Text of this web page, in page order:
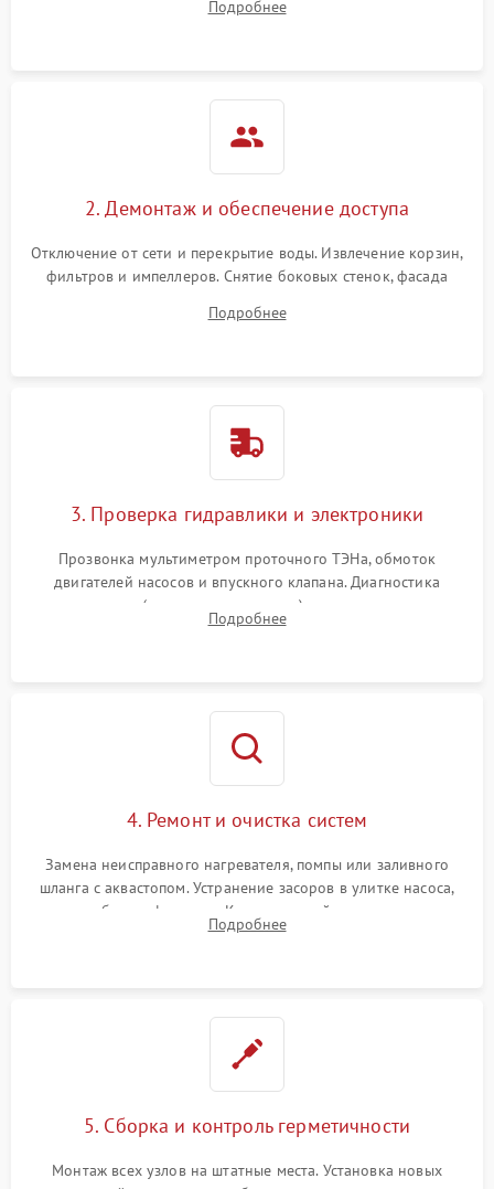
разбрызгивателей или срабатывание системы защиты
Подробнее
2. Демонтаж и обеспечение доступа
Отключение от сети и перекрытие воды. Извлечение корзин,
фильтров и импеллеров. Снятие боковых стенок, фасада
циркуляционному насосу, ТЭНу и сливной помпе.
Подробнее
3. Проверка гидравлики и электроники
Прозвонка мультиметром проточного ТЭНа, обмоток
двигателей насосов и впускного клапана. Диагностика
прессостата (датчика уровня воды), датчика мутности,
концевика дверцы и электронного модуля управления.
Подробнее
4. Ремонт и очистка систем
Замена неисправного нагревателя, помпы или заливного
шланга с аквастопом. Устранение засоров в улитке насоса,
патрубках и фильтрах. Компонентный ремонт платы
управления, восстановление поврежденной проводки.
Подробнее
5. Сборка и контроль герметичности
Монтаж всех узлов на штатные места. Установка новых